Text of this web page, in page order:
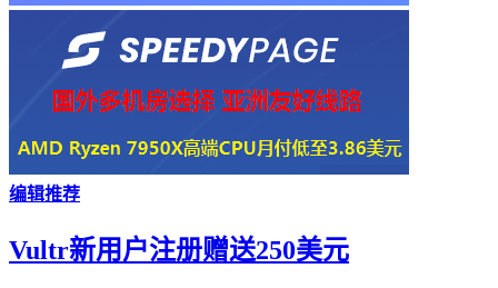
编辑推荐
Vultr新用户注册赠送250美元